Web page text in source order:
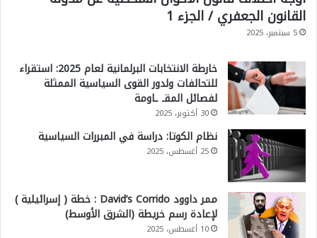
القانون الجعفري / الجزء 1
5 سبتمبر، 2025
خارطة الانتخابات البرلمانية لعام 2025: استقراء
للتحالفات ولدور القوى السياسية الممثلة
لفصائل المقـ ـاومة
30 أكتوبر، 2025
نظام الكوتا: دراسة في المبررات السياسية
25 أغسطس، 2025
ممر داوود David’s Corrido : خطة ( إسرائيلية )
لإعادة رسم خريطة (الشرق الأوسط)
10 أغسطس، 2025